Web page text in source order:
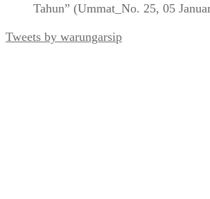
Tahun” (Ummat_No. 25, 05
Tweets by warungarsip